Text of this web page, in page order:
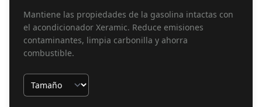
Mantiene las propiedades de la gasolina intactas con
el acondicionador Xeramic. Reduce emisiones
contaminantes, limpia carbonilla y ahorra
combustible.
Tamaño